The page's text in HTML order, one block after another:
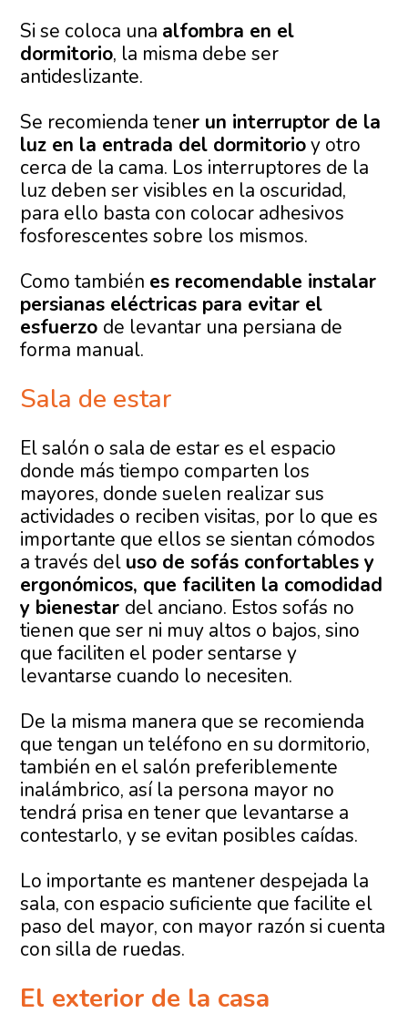
Si se coloca una alfombra en el
dormitorio, la misma debe ser
antideslizante.
Se recomienda tener un interruptor de la
luz en la entrada del dormitorioy otro
cerca de la cama. Los interruptores de la
luz deben ser visibles en la oscuridad,
para ello basta con colocar adhesivos
fosforescentes sobre los mismos.
Como también es recomendable instalar
persianas eléctricas para evitar el
esfuerzo de levantar una persiana de
forma manual.
Sala de estar
El salón o sala de estar es el espacio
donde más tiempo comparten los
mayores, donde suelen realizar sus
actividades o reciben visitas, por lo que es
importante que ellos se sientan cómodos
a través del uso de sofás confortables y
ergonómicos, que faciliten la comodidad
y bienestar del anciano. Estos sofás no
tienen que ser ni muy altos o bajos, sino
que faciliten el poder sentarse y
levantarse cuando lo necesiten.
De la misma manera que se recomienda
que tengan un teléfono en su dormitorio,
también en el salón preferiblemente
inalámbrico, así la persona mayor no
tendrá prisa en tener que levantarse a
contestarlo, y se evitan posibles caídas.
Lo importante es mantener despejada la
sala, con espacio suficiente que facilite el
paso del mayor, con mayor razón si cuenta
con silla de ruedas.
El exterior de la casa